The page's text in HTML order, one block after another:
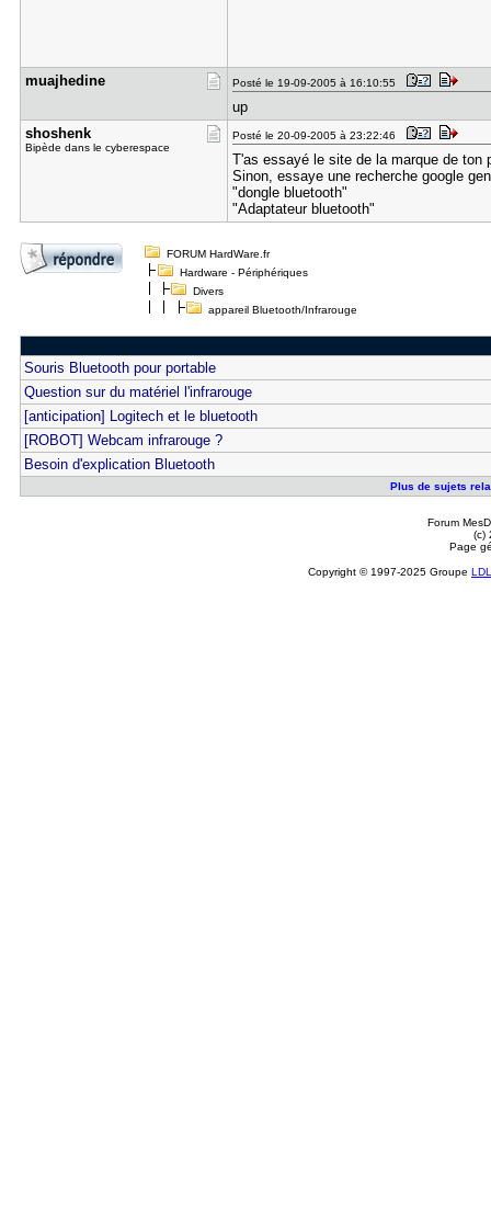
muajhedine Posté le 19-09-2005 à 16:10:55
up
shoshenk
Bipède dans le cyberespace
Posté le 20-09-2005 à 23:22:46
T'as essayé le site de la marque de ton
Sinon, essaye une recherche google
"dongle bluetooth"
"Adaptateur bluetooth"
FORUM HardWare.fr
Hardware - Périphériques
Divers
appareil Bluetooth/Infrarouge
Souris Bluetooth pour portable
Question sur du matériel l'infrarouge
[anticipation] Logitech et le bluetooth
[ROBOT] Webcam infrarouge ?
Besoin d'explication Bluetooth
Plus de sujets
Forum
(c)
Page
Copyright © 1997-2025 Groupe